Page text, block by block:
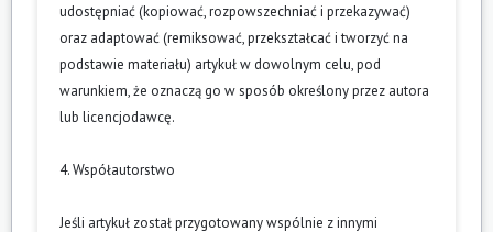
udostępniać (kopiować, rozpowszechniać i przekazywać)
oraz adaptować (remiksować, przekształcać i tworzyć na
podstawie materiału) artykuł w dowolnym celu, pod
warunkiem, że oznaczą go w sposób określony przez autora
lub licencjodawcę.
4. Współautorstwo
Jeśli artykuł został przygotowany wspólnie z innymi